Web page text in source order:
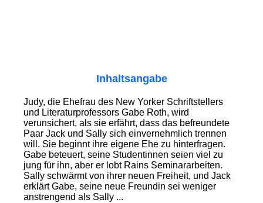
Inhaltsangabe
Judy, die Ehefrau des New Yorker Schrift­stellers
und Literaturprofessors Gabe Roth, wird
verunsichert, als sie erfährt, dass das befreundete
Paar Jack und Sally sich einvernehmlich trennen
will. Sie beginnt ihre eigene Ehe zu hinterfragen.
Gabe beteuert, seine Studentinnen seien viel zu
jung für ihn, aber er lobt Rains Seminararbeiten.
Sally schwärmt von ihrer neuen Freiheit, und Jack
erklärt Gabe, seine neue Freundin sei weniger
anstrengend als Sally ...